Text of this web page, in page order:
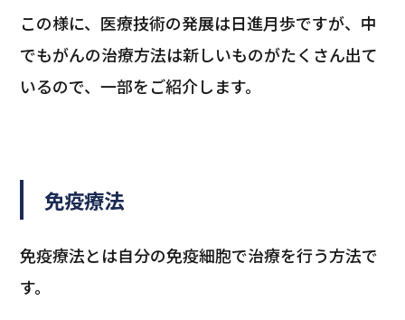
この様に、医療技術の発展は日進月歩ですが、中
でもがんの治療方法は新しいものがたくさん出て
いるので、一部をご紹介します。
免疫療法
免疫療法とは自分の免疫細胞で治療を行う方法で
す。